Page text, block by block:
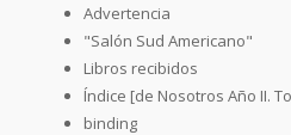
Advertencia
"Salón Sud Americano"
Libros recibidos
Índice [de Nosotros Año II.
binding